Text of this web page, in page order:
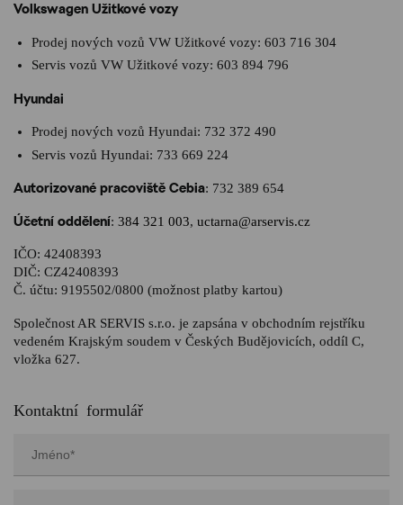
Volkswagen Užitkové vozy
Prodej nových vozů VW Užitkové vozy: 603 716 304
Servis vozů VW Užitkové vozy: 603 894 796
Hyundai
Prodej nových vozů Hyundai: 732 372 490
Servis vozů Hyundai: 733 669 224
Autorizované pracoviště Cebia: 732 389 654
Účetní oddělení: 384 321 003, uctarna@arservis.cz
IČO: 42408393
DIČ: CZ42408393
Č. účtu: 9195502/0800 (možnost platby kartou)
Společnost AR SERVIS s.r.o. je zapsána v obchodním rejstříku
vedeném Krajským soudem v Českých Budějovicích, oddíl C,
vložka 627.
Kontaktní formulář